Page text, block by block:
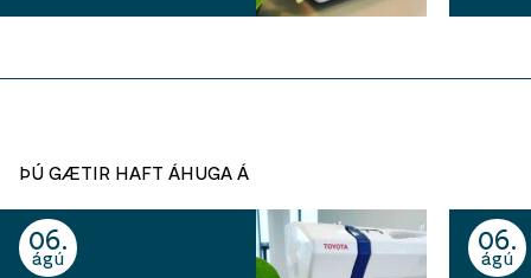
ÞÚ GÆTIR HAFT ÁHUGA Á
06
ágú
06
ágú